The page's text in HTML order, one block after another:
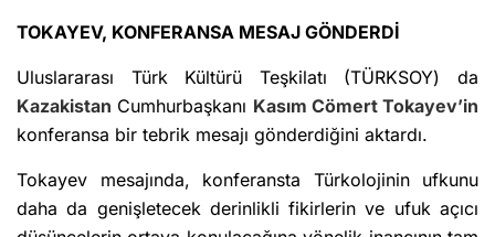
TOKAYEV, KONFERANSA MESAJ GÖNDERDİ
Uluslararası Türk Kültürü Teşkilatı (TÜRKSOY) da
Kazakistan Cumhurbaşkanı Kasım Cömert Tokayev’in
konferansa bir tebrik mesajı gönderdiğini aktardı.
Tokayev mesajında, konferansta Türkolojinin ufkunu
daha da genişletecek derinlikli fikirlerin ve ufuk açıcı